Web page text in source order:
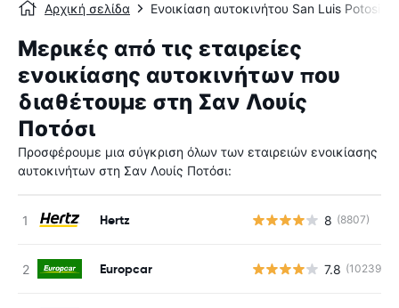
Αρχική σελίδα Ενοικίαση αυτοκινήτου San Luis Potosi
Μερικές από τις εταιρείες
ενοικίασης αυτοκινήτων που
διαθέτουμε στη Σαν Λουίς
Ποτόσι
Προσφέρουμε μια σύγκριση όλων των εταιρειών ενοικίασης
αυτοκινήτων στη Σαν Λουίς Ποτόσι:
Hertz 8 (8807)
Europcar 7.8 (10239)